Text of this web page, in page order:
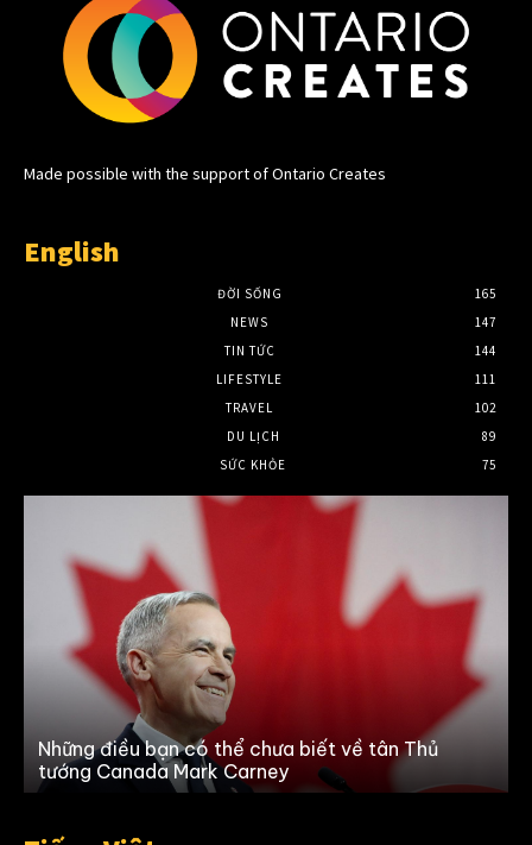
Made possible with the support of Ontario Creates
English
ĐỜI SỐNG
165
NEWS
147
TIN TỨC
144
LIFESTYLE
111
TRAVEL
102
DU LỊCH
89
SỨC KHỎE
75
Những điều bạn có thể chưa biết về tân Thủ
tướng Canada Mark Carney